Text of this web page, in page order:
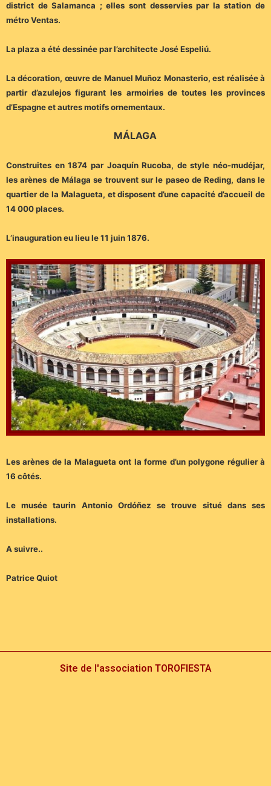
district de Salamanca ; elles sont desservies par la station de
métro Ventas.
La plaza a été dessinée par l’architecte José Espeliú.
La décoration, œuvre de Manuel Muñoz Monasterio, est réalisée à
partir d’azulejos figurant les armoiries de toutes les provinces
d’Espagne et autres motifs ornementaux.
MÁLAGA
Construites en 1874 par Joaquín Rucoba, de style néo-mudéjar,
les arènes de Málaga se trouvent sur le paseo de Reding, dans le
quartier de la Malagueta, et disposent d’une capacité d’accueil de
14 000 places.
L’inauguration eu lieu le 11 juin 1876.
Les arènes de la Malagueta ont la forme d’un polygone régulier à
16 côtés.
Le musée taurin Antonio Ordóñez se trouve situé dans ses
installations.
A suivre..
Patrice Quiot
Site de l'association TOROFIESTA